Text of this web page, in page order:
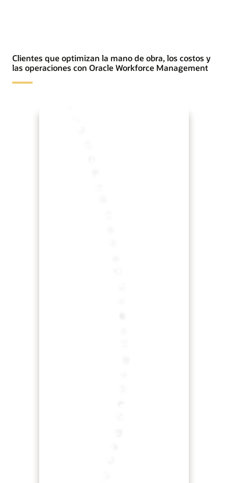
Clientes que optimizan la mano de obra, los costos y
las operaciones con Oracle Workforce Management